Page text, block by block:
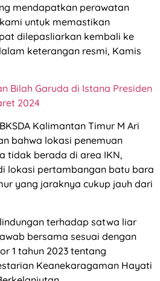
mendapatkan perawatan
untuk memastikan
dilepasliarkan kembali ke
keterangan resmi, Kamis
Bilah Garuda di Istana Presiden
2024
Kalimantan Timur M Ari
bahwa lokasi penemuan
tidak berada di area IKN,
lokasi pertambangan batu bara
yang jaraknya cukup jauh dari
terhadap satwa liar
bersama sesuai dengan
1 tahun 2023 tentang
Keanekaragaman Hayati